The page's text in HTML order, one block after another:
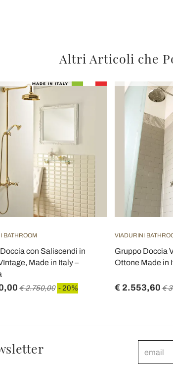
Altri Articoli che
BATHROOM
con Saliscendi in
Made in Italy –
€ 2.750,00 - 20%
VIADURINI
Gruppo Doccia
Ottone Made in
€ 2.553,60 €